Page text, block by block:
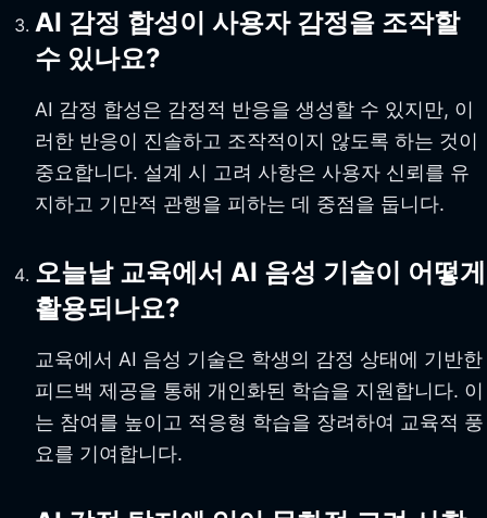
AI 감정 합성이 사용자 감정을 조작할
수 있나요?
AI 감정 합성은 감정적 반응을 생성할 수 있지만, 이
러한 반응이 진솔하고 조작적이지 않도록 하는 것이
중요합니다. 설계 시 고려 사항은 사용자 신뢰를 유
지하고 기만적 관행을 피하는 데 중점을 둡니다.
오늘날 교육에서 AI 음성 기술이 어떻게
활용되나요?
교육에서 AI 음성 기술은 학생의 감정 상태에 기반한
피드백 제공을 통해 개인화된 학습을 지원합니다. 이
는 참여를 높이고 적응형 학습을 장려하여 교육적 풍
요를 기여합니다.